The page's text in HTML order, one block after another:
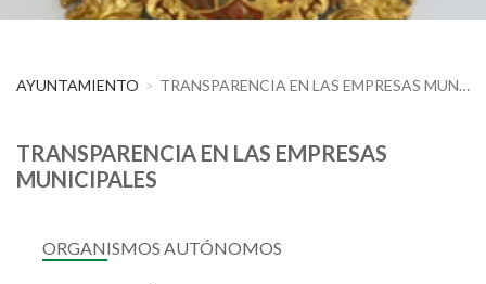
AYUNTAMIENTO TRANSPARENCIA EN LAS EMPRESAS MUNICIPALES
TRANSPARENCIA EN LAS EMPRESAS
MUNICIPALES
ORGANISMOS AUTÓNOMOS